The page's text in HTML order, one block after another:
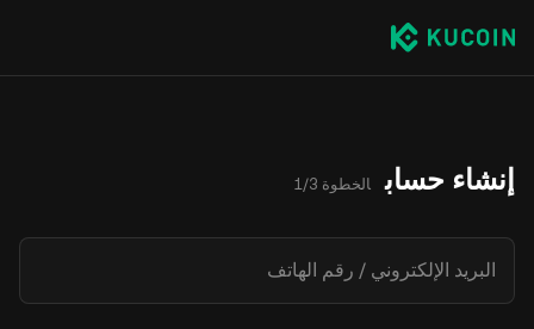
إنشاء حساب الخطوة 1/3
البريد الإلكتروني / رقم الهاتف